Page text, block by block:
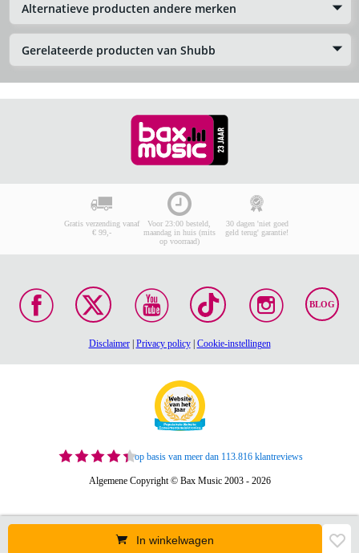
Alternatieve producten andere merken
Gerelateerde producten van Shubb
In winkelwagen
Gratis verzending vanaf
€ 99,-
Voor 23:00 besteld,
maandag in huis (mits
op voorraad)
30 dagen 'niet goed
geld terug' garantie!
BLOG
Disclaimer| Privacy policy| Cookie-instellingen
op basis van meer dan 113.816 klantreviews
Algemene Copyright © Bax Music 2003 - 2026